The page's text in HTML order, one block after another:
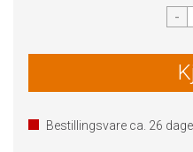
-
Bestillingsvare ca. 26